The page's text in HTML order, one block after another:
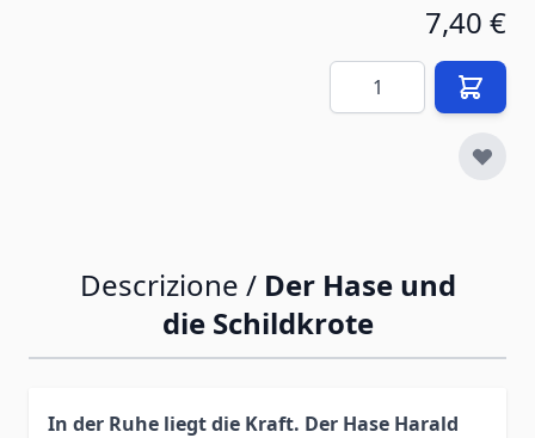
7,40 €
Quantità
Descrizione / Der Hase und
die Schildkrote
In der Ruhe liegt die Kraft. Der Hase Harald